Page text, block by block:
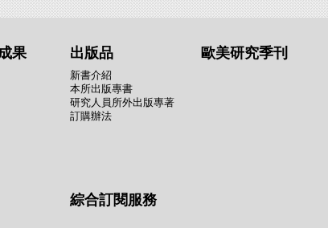
果 出版品
新書介紹
本所出版專書
研究人員所外出版專著
訂購辦法
歐美研究季刊
綜合訂閱服務